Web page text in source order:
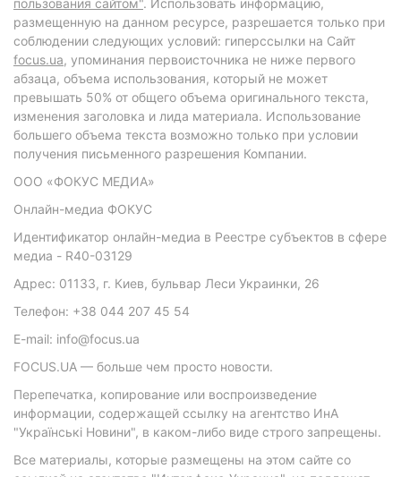
пользования сайтом". Использовать информацию,
размещенную на данном ресурсе, разрешается только при
соблюдении следующих условий: гиперссылки на Сайт
focus.ua, упоминания первоисточника не ниже первого
абзаца, объема использования, который не может
превышать 50% от общего объема оригинального текста,
изменения заголовка и лида материала. Использование
большего объема текста возможно только при условии
получения письменного разрешения Компании.
ООО «ФОКУС МЕДИА»
Онлайн-медиа ФОКУС
Идентификатор онлайн-медиа в Реестре субъектов в сфере
медиа - R40-03129
Адрес: 01133, г. Киев, бульвар Леси Украинки, 26
Телефон: +38 044 207 45 54
E-mail: info@focus.ua
FOCUS.UA — больше чем просто новости.
Перепечатка, копирование или воспроизведение
информации, содержащей ссылку на агентство ИнА
"Українські Новини", в каком-либо виде строго запрещены.
Все материалы, которые размещены на этом сайте со